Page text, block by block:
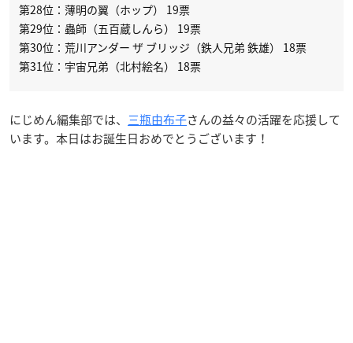
第28位：薄明の翼（ホップ） 19票
第29位：蟲師（五百蔵しんら） 19票
第30位：荒川アンダー ザ ブリッジ（鉄人兄弟 鉄雄） 18票
第31位：宇宙兄弟（北村絵名） 18票
にじめん編集部では、 三瓶由布子さんの益々の活躍を応援して
います。本日はお誕生日おめでとうございます！